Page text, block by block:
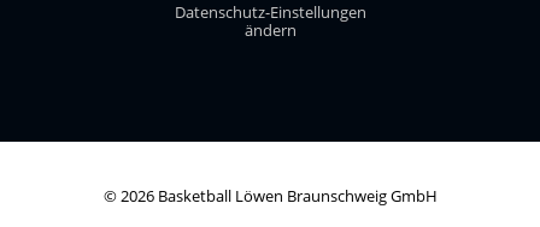
Datenschutz-Einstellungen
ändern
© 2026 Basketball Löwen Braunschweig GmbH